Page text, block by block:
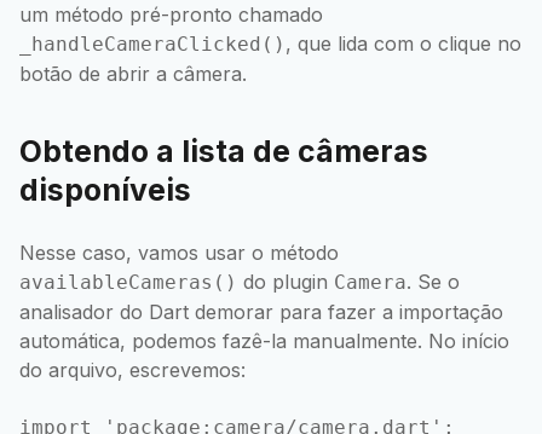
um método pré-pronto chamado
_handleCameraClicked() , que lida com o clique no
botão de abrir a câmera.
Obtendo a lista de câmeras
disponíveis
Nesse caso, vamos usar o método
availableCameras() do plugin Camera. Se o
analisador do Dart demorar para fazer a importação
automática, podemos fazê-la manualmente. No início
do arquivo, escrevemos: